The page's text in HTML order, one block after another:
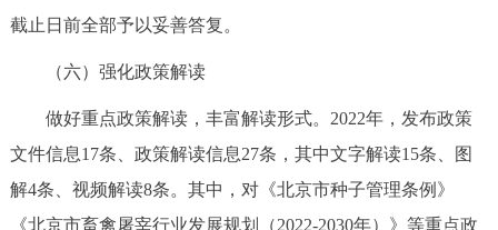
截止日前全部予以妥善答复。
（六）强化政策解读
做好重点政策解读，丰富解读形式。2022年，发布政策
文件信息17条、政策解读信息27条，其中文字解读15条、图
解4条、视频解读8条。其中，对《北京市种子管理条例》
《北京市畜禽屠宰行业发展规划（2022-2030年）》等重点政